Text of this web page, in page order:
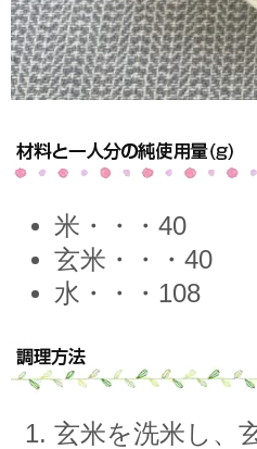
米・・・40
玄米・・・40
水・・・108
玄米を洗米し、